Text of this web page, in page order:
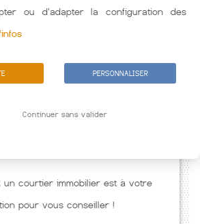
un courtier immobilier est à votre
pour vous conseiller !
ou d'adapter la configuration des
PERSONNALISER
Continuer sans valider